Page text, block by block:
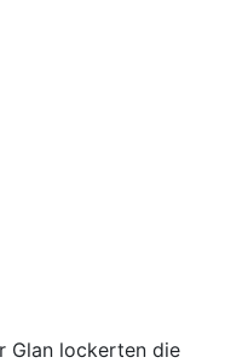
Glan lockerten die